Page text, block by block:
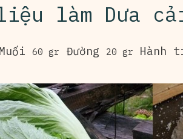
làm Dưa
60 gr Đường 20 gr Hành